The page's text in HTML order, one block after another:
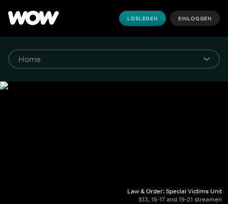
LOSLEGEN EINLOGGEN
Law & Order: Special Victims Unit
S13, 15-17 and 19-21 streamen